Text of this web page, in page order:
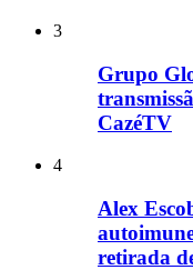
3
Grupo
CazéTV
4
Alex
retirada